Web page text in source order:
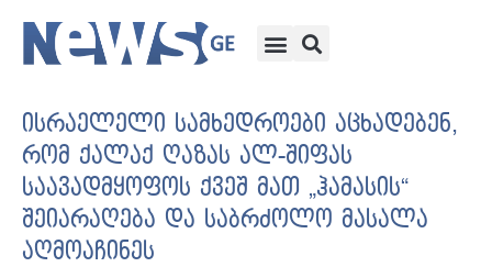
ისრაელელი სამხედროები აცხადებენ,
რომ ქალაქ ღაზას ალ-შიფას
საავადმყოფოს ქვეშ მათ „ჰამასის“
შეიარაღება და საბრძოლო მასალა
აღმოაჩინეს